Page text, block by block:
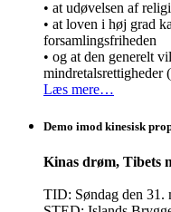
• at udøvelsen af
• at loven i høj grad
forsamlingsfriheden
• og at den generelt
mindretalsrettigheder
Læs mere…
Demo imod kinesisk
Kinas drøm, Tibets
TID: Søndag den 31.